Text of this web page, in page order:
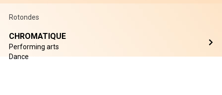
Rotondes
CHROMATIQUE
Performing arts
Dance